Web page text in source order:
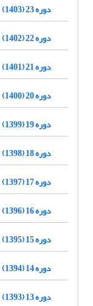
دوره 23 (1403)
دوره 22 (1402)
دوره 21 (1401)
دوره 20 (1400)
دوره 19 (1399)
دوره 18 (1398)
دوره 17 (1397)
دوره 16 (1396)
دوره 15 (1395)
دوره 14 (1394)
دوره 13 (1393)